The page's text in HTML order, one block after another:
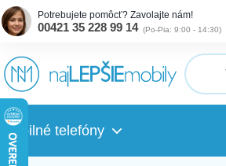
Potrebujete pomôcť? Zavolajte nám!
00421 35 228 99 14 (Po-Pia: 9:00 - 14:30)
Mobilné telefóny